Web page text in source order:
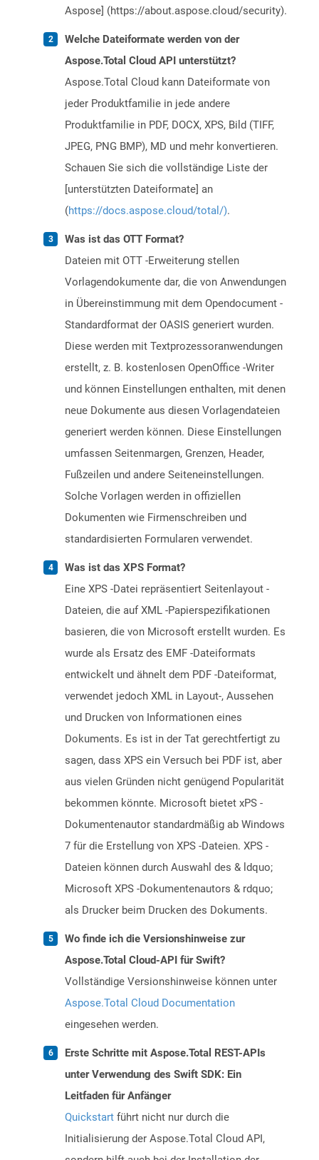
Aspose] (https://about.aspose.cloud/security).
Welche Dateiformate werden von der
Aspose.Total Cloud API unterstützt?
Aspose.Total Cloud kann Dateiformate von
jeder Produktfamilie in jede andere
Produktfamilie in PDF, DOCX, XPS, Bild (TIFF,
JPEG, PNG BMP), MD und mehr konvertieren.
Schauen Sie sich die vollständige Liste der
[unterstützten Dateiformate] an
(https://docs.aspose.cloud/total/).
Was ist das OTT Format?
Dateien mit OTT -Erweiterung stellen
Vorlagendokumente dar, die von Anwendungen
in Übereinstimmung mit dem Opendocument -
Standardformat der OASIS generiert wurden.
Diese werden mit Textprozessoranwendungen
erstellt, z. B. kostenlosen OpenOffice -Writer
und können Einstellungen enthalten, mit denen
neue Dokumente aus diesen Vorlagendateien
generiert werden können. Diese Einstellungen
umfassen Seitenmargen, Grenzen, Header,
Fußzeilen und andere Seiteneinstellungen.
Solche Vorlagen werden in offiziellen
Dokumenten wie Firmenschreiben und
standardisierten Formularen verwendet.
Was ist das XPS Format?
Eine XPS -Datei repräsentiert Seitenlayout -
Dateien, die auf XML -Papierspezifikationen
basieren, die von Microsoft erstellt wurden. Es
wurde als Ersatz des EMF -Dateiformats
entwickelt und ähnelt dem PDF -Dateiformat,
verwendet jedoch XML in Layout-, Aussehen
und Drucken von Informationen eines
Dokuments. Es ist in der Tat gerechtfertigt zu
sagen, dass XPS ein Versuch bei PDF ist, aber
aus vielen Gründen nicht genügend Popularität
bekommen könnte. Microsoft bietet xPS -
Dokumentenautor standardmäßig ab Windows
7 für die Erstellung von XPS -Dateien. XPS -
Dateien können durch Auswahl des & ldquo;
Microsoft XPS -Dokumentenautors & rdquo;
als Drucker beim Drucken des Dokuments.
Wo finde ich die Versionshinweise zur
Aspose.Total Cloud-API für Swift?
Vollständige Versionshinweise können unter
Aspose.Total Cloud Documentation
eingesehen werden.
Erste Schritte mit Aspose.Total REST-APIs
unter Verwendung des Swift SDK: Ein
Leitfaden für Anfänger
Quickstart führt nicht nur durch die
Initialisierung der Aspose.Total Cloud API,